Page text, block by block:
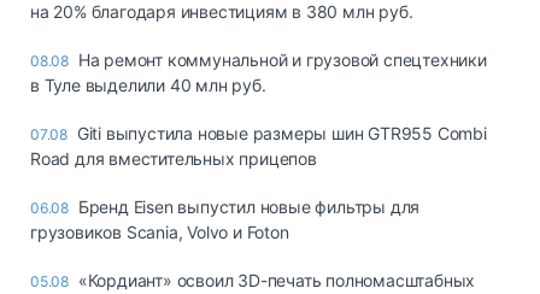
на 20% благодаря инвестициям в 380 млн руб.
08.08 На ремонт коммунальной и грузовой спецтехники
в Туле выделили 40 млн руб.
07.08 Giti выпустила новые размеры шин GTR955 Combi
Road для вместительных прицепов
06.08 Бренд Eisen выпустил новые фильтры для
грузовиков Scania, Volvo и Foton
05.08 «Кордиант» освоил 3D-печать полномасштабных